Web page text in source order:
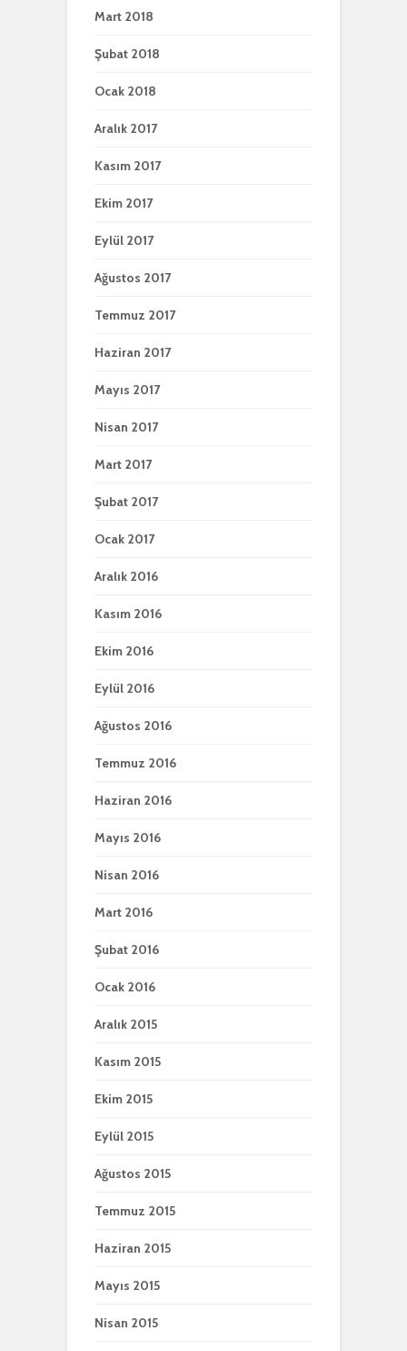
Mart 2018
Şubat 2018
Ocak 2018
Aralık 2017
Kasım 2017
Ekim 2017
Eylül 2017
Ağustos 2017
Temmuz 2017
Haziran 2017
Mayıs 2017
Nisan 2017
Mart 2017
Şubat 2017
Ocak 2017
Aralık 2016
Kasım 2016
Ekim 2016
Eylül 2016
Ağustos 2016
Temmuz 2016
Haziran 2016
Mayıs 2016
Nisan 2016
Mart 2016
Şubat 2016
Ocak 2016
Aralık 2015
Kasım 2015
Ekim 2015
Eylül 2015
Ağustos 2015
Temmuz 2015
Haziran 2015
Mayıs 2015
Nisan 2015